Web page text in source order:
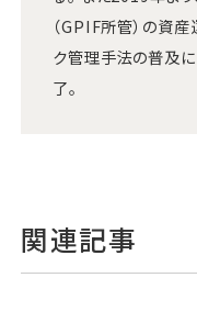
（GPIF所管）の資
ク管理手法の普及
了。
関連記事